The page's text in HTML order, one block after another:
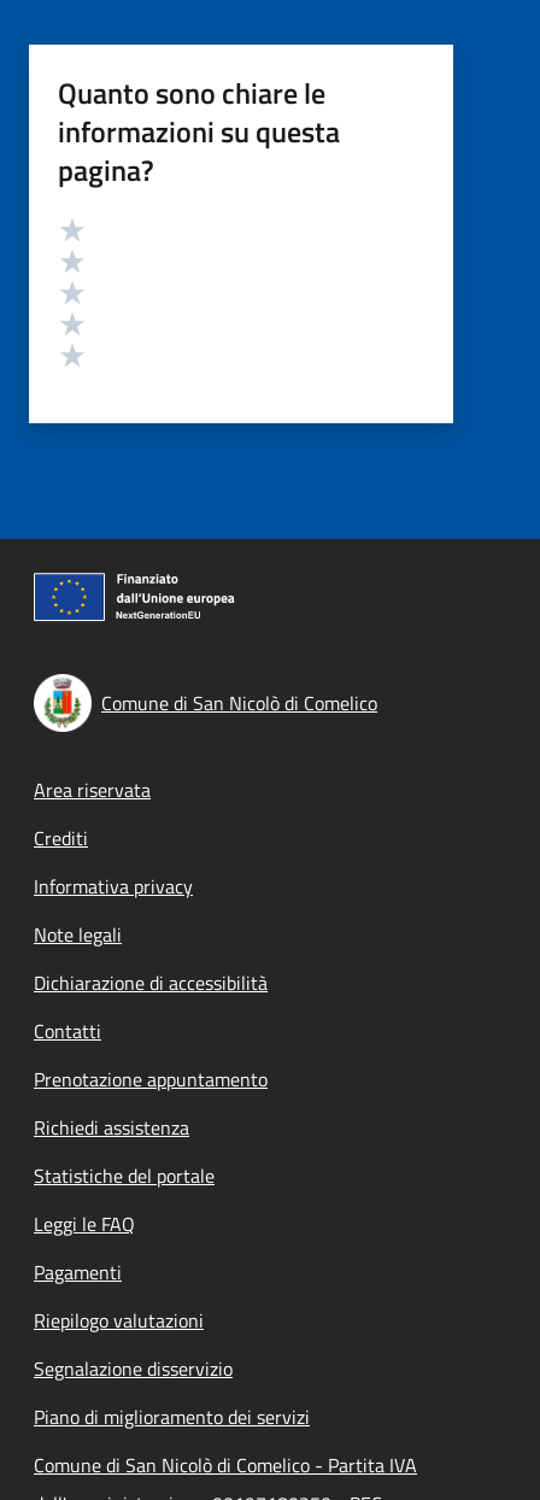
Quanto sono chiare le
informazioni su questa
pagina?
Valutazione
Comune di San Nicolò di Comelico
Footer menu
Area riservata
Crediti
Informativa privacy
Note legali
Dichiarazione di accessibilità
Contatti
Prenotazione appuntamento
Richiedi assistenza
Statistiche del portale
Leggi le FAQ
Pagamenti
Riepilogo valutazioni
Segnalazione disservizio
Piano di miglioramento dei servizi
Comune di San Nicolò di Comelico - Partita IVA